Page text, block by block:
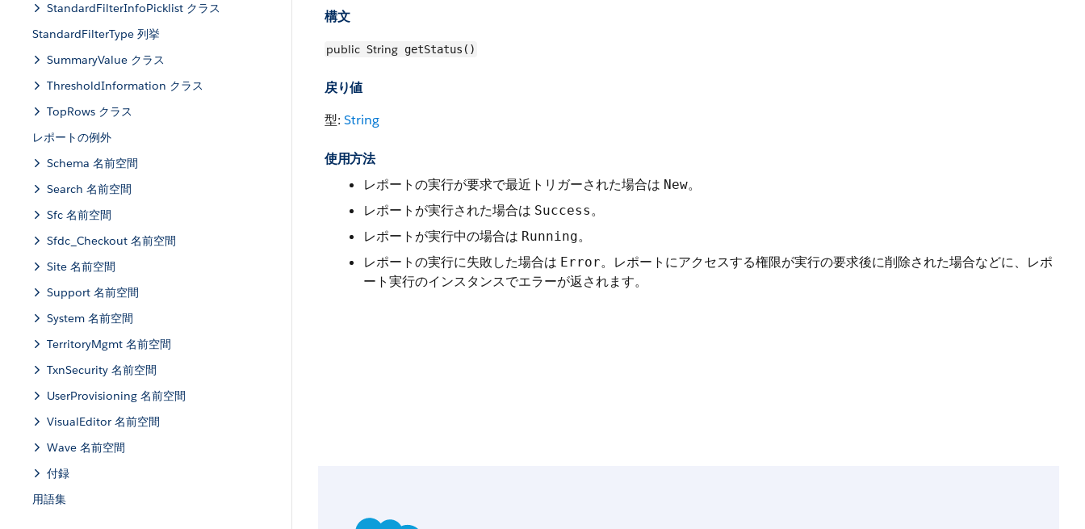
StandardFilterInfoPicklist クラス
StandardFilterType 列挙
SummaryValue クラス
ThresholdInformation クラス
TopRows クラス
レポートの例外
Schema 名前空間
Search 名前空間
Sfc 名前空間
Sfdc_Checkout 名前空間
Site 名前空間
Support 名前空間
System 名前空間
TerritoryMgmt 名前空間
TxnSecurity 名前空間
UserProvisioning 名前空間
VisualEditor 名前空間
Wave 名前空間
付録
用語集
構文
public String getStatus()
戻り値
型: String
使用方法
レポートの実行が要求で最近トリガーされた場合は New。
レポートが実行された場合は Success。
レポートが実行中の場合は Running。
レポートの実行に失敗した場合は Error。レポートにアクセスする権限が実行の要求後に削除された場合などに、レポ
ート実行のインスタンスでエラーが返されます。